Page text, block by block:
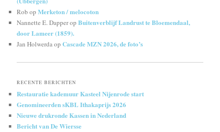
Rob opMerketon / melocoton
Nannette E. DapperopBuitenverblijf Landrust te Bloemendaal,
door Lameer (1859).
Jan HolwerdaopCascade MZN 2026, de foto’s
RECENTE BERICHTEN
Restauratie kademuur Kasteel Nijenrode start
Genomineerden sKBL Ithakaprijs 2026
Nieuwe drukronde Kassen in Nederland
Bericht van De Wiersse